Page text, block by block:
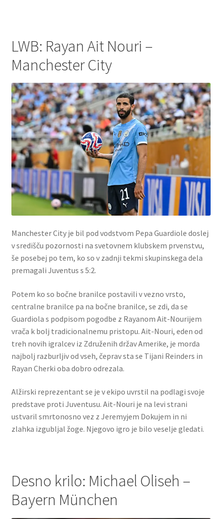
LWB: Rayan Ait Nouri –
Manchester City
Manchester City je bil pod vodstvom Pepa Guardiole doslej
v središču pozornosti na svetovnem klubskem prvenstvu,
še posebej po tem, ko so v zadnji tekmi skupinskega dela
premagali Juventus s 5:2.
Potem ko so bočne branilce postavili v vezno vrsto,
centralne branilce pa na bočne branilce, se zdi, da se
Guardiola s podpisom pogodbe z Rayanom Ait-Nourijem
vrača k bolj tradicionalnemu pristopu. Ait-Nouri, eden od
treh novih igralcev iz Združenih držav Amerike, je morda
najbolj razburljiv od vseh, čeprav sta se Tijani Reinders in
Rayan Cherki oba dobro odrezala.
Alžirski reprezentant se je v ekipo uvrstil na podlagi svoje
predstave proti Juventusu. Ait-Nouri je na levi strani
ustvaril smrtonosno vez z Jeremyjem Dokujem in ni
zlahka izgubljal žoge. Njegovo igro je bilo veselje gledati.
Desno krilo: Michael Oliseh –
Bayern München